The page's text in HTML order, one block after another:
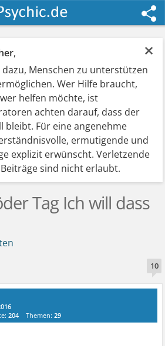
×
,
Menschen zu unterstützen
Wer Hilfe braucht,
helfen möchte, ist
achten darauf, dass der
bleibt. Für eine angenehme
ermutigende und
explizit erwünscht. Verletzende
sind nicht erlaubt.
Tag Ich will dass
10
204 Themen:29